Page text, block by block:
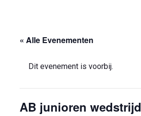
« Alle Evenementen
Dit evenement is voorbij.
AB junioren wedstrijd